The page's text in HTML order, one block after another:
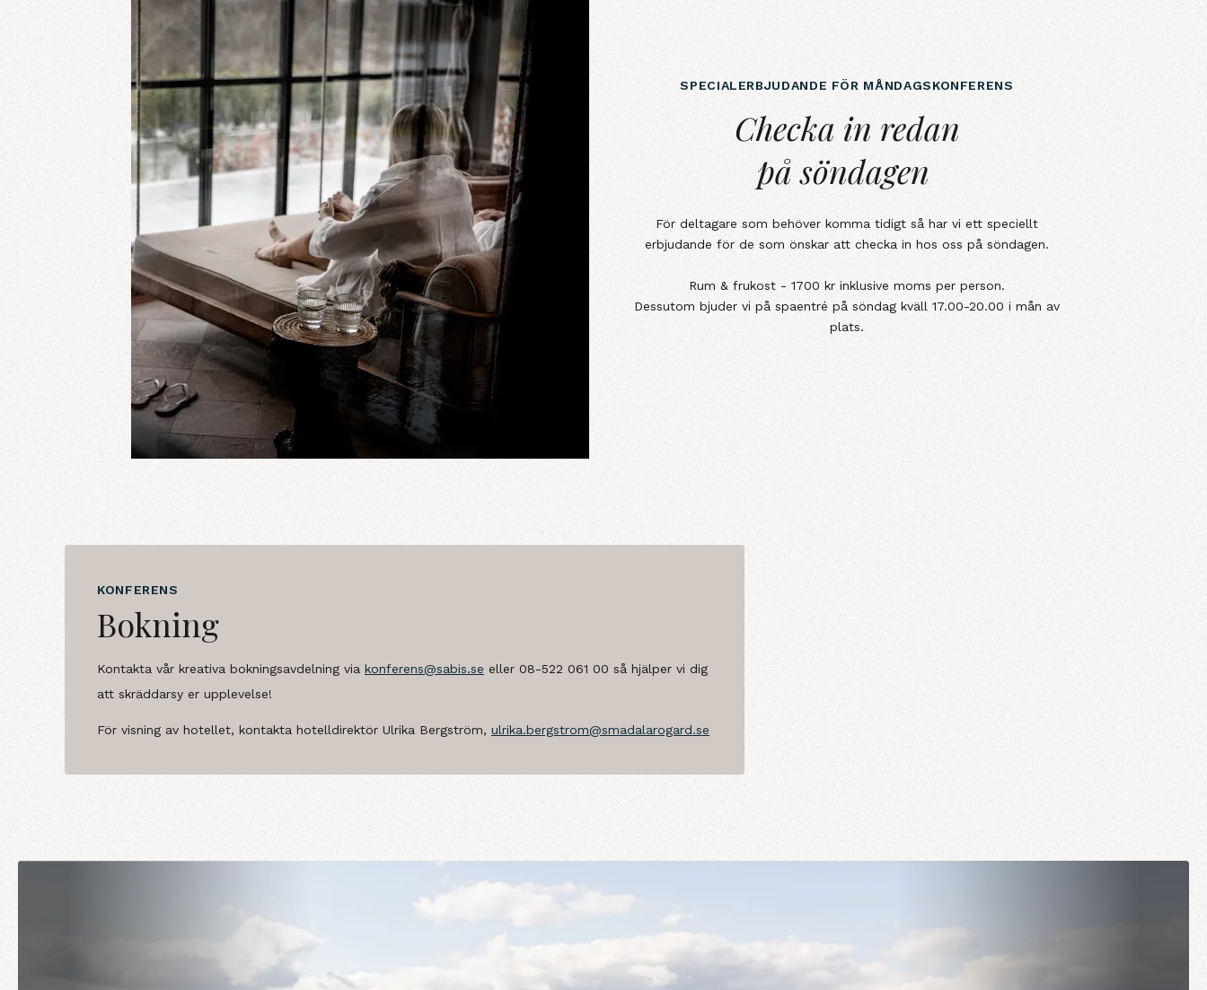
SPECIALERBJUDANDE FÖR MÅNDAGSKONFERENS
Checka in redanpå söndagen&nbsp;
Checka in redan
på söndagen
För deltagare som behöver komma tidigt så har vi ett speciellt
erbjudande för de som önskar att checka in hos oss på söndagen.
Rum & frukost - 1700 kr inklusive moms per person.
Dessutom bjuder vi på spaentré på söndag kväll 17.00-20.00 i mån av
plats.
KONFERENS
Bokning
Kontakta vår kreativa bokningsavdelning via konferens@sabis.se eller 08-522 061 00 så hjälper vi dig
att skräddarsy er upplevelse!
För visning av hotellet, kontakta hotelldirektör Ulrika Bergström, ulrika.bergstrom@smadalarogard.se